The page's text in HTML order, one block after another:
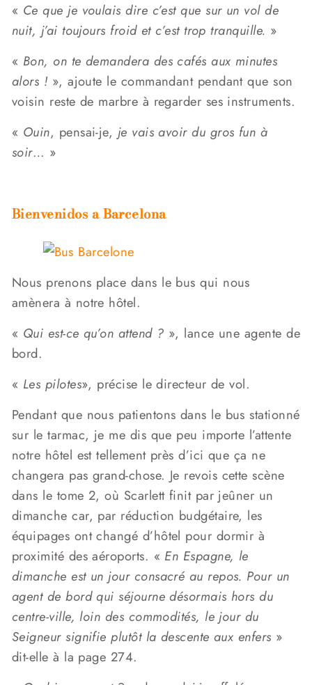
« Ce que je voulais dire c’est que sur un vol de
nuit, j’ai toujours froid et c’est trop tranquille. »
« Bon, on te demandera des cafés aux minutes
alors !», ajoute le commandant pendant que son
voisin reste de marbre à regarder ses instruments.
« Ouin, pensai-je, je vais avoir du gros fun à
soir… »
Bienvenidos a Barcelona
Nous prenons place dans le bus qui nous
amènera à notre hôtel.
« Qui est-ce qu’on attend ? », lance une agente de
bord.
« Les pilotes», précise le directeur de vol.
Pendant que nous patientons dans le bus stationné
sur le tarmac, je me dis que peu importe l’attente
notre hôtel est tellement près d’ici que ça ne
changera pas grand-chose. Je revois cette scène
dans le tome 2, où Scarlett finit par jeûner un
dimanche car, par réduction budgétaire, les
équipages ont changé d’hôtel pour dormir à
proximité des aéroports. « En Espagne, le
dimanche est un jour consacré au repos. Pour un
agent de bord qui séjourne désormais hors du
centre-ville, loin des commodités, le jour du
Seigneur signifie plutôt la descente aux enfers »
dit-elle à la page 274.